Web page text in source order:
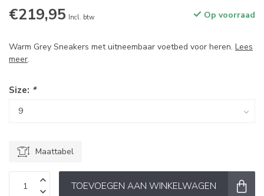
€219,95 Incl. btw Op voorraad
Warm Grey Sneakers met uitneembaar voetbed voor heren. Lees
meer.
Size: *
Maattabel
TOEVOEGEN AAN WINKELWAGEN